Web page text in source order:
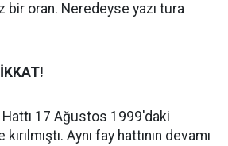
bir oran. Neredeyse yazı tura
Hattı 17 Ağustos 1999'daki
Aynı fay hattının devamı